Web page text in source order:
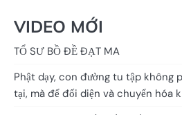
VIDEO MỚI
TỔ SƯ BỒ ĐỀ ĐẠT MA
Phật dạy, con đường tu tập không
tại, mà để đối diện và chuyển hóa